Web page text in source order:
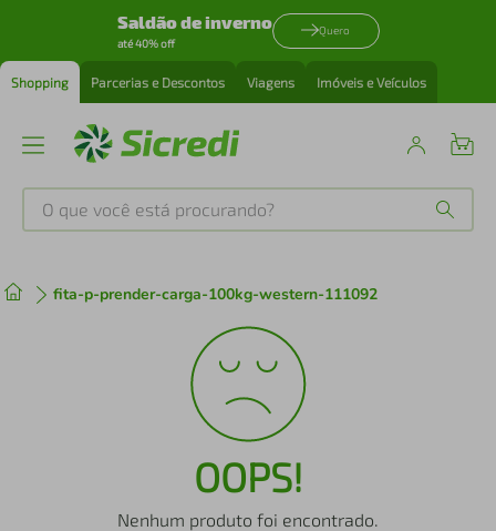
Saldão de inverno
até 40% off
Quero
Shopping Parcerias e Descontos Viagens Imóveis e Veículos
O que você está procurando?
fita-p-prender-carga-100kg-western-111092
OOPS!
Nenhum produto foi encontrado.